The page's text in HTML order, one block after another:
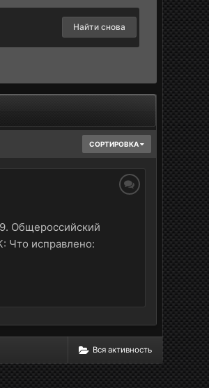
Найти снова
СОРТИРОВКА
Общероссийский
Что исправлено:
Вся активность